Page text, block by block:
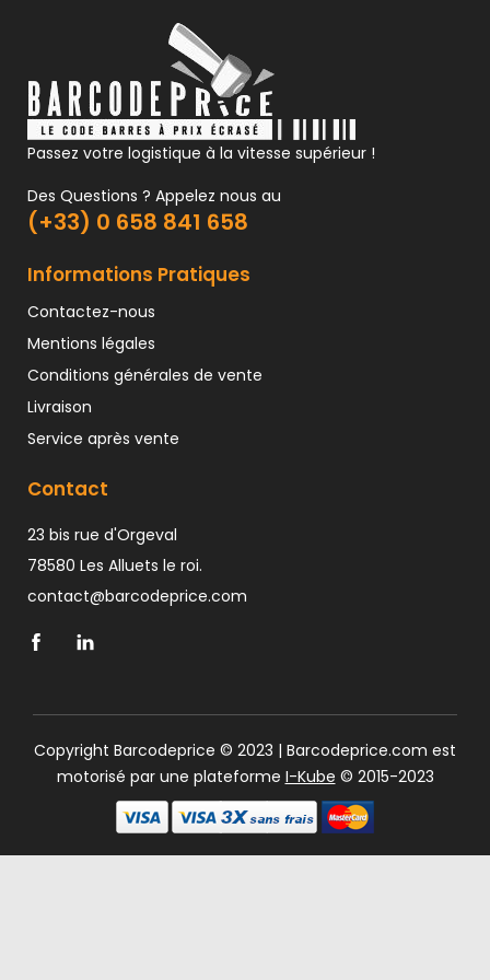
Passez votre logistique à la vitesse supérieur !
Des Questions ? Appelez nous au
(+33) 0 658 841 658
Informations Pratiques
Contactez-nous
Mentions légales
Conditions générales de vente
Livraison
Service après vente
Contact
23 bis rue d'Orgeval
78580 Les Alluets le roi.
contact@barcodeprice.com
Copyright Barcodeprice © 2023 | Barcodeprice.com est
motorisé par une plateforme I-Kube © 2015-2023